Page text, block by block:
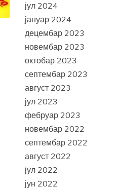
јул 2024
јануар 2024
децембар 2023
новембар 2023
октобар 2023
септембар 2023
август 2023
јул 2023
фебруар 2023
новембар 2022
септембар 2022
август 2022
јул 2022
јун 2022